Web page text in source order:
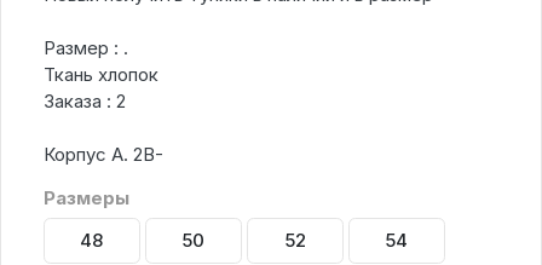
Размер : .
Ткань хлопок
Заказа : 2
Корпус А. 2В-
Размеры
48
50 52 54